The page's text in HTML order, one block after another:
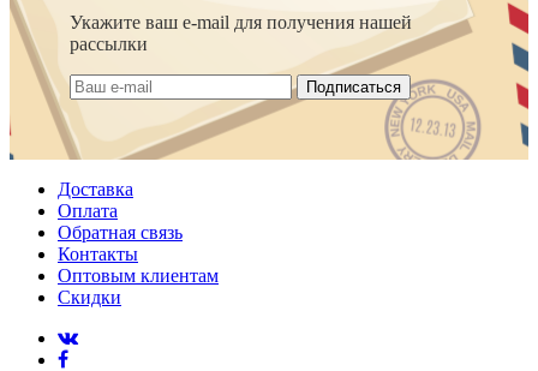
Укажите ваш e-mail для получения нашей
рассылки
Подписаться
Доставка
Оплата
Обратная связь
Контакты
Оптовым клиентам
Скидки